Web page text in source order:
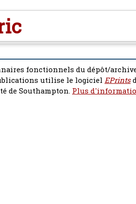
fonctionnels du dépôt/
utilise le logiciel EPrints
de Southampton. Plus